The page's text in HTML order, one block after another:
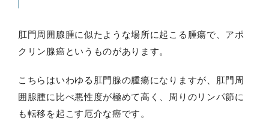
肛門周囲腺腫に似たような場所に起こる腫瘍で、アポ
クリン腺癌というものがあります。
こちらはいわゆる肛門腺の腫瘍になりますが、肛門周
囲腺腫に比べ悪性度が極めて高く、周りのリンパ節に
も転移を起こす厄介な癌です。